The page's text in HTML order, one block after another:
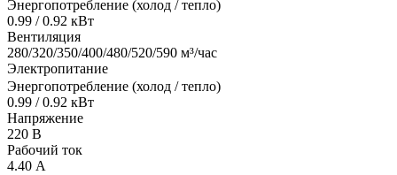
Энергопотребление (холод / тепло)
0.99 / 0.92 кВт
Вентиляция
280/320/350/400/480/520/590 м³/час
Электропитание
Энергопотребление (холод / тепло)
0.99 / 0.92 кВт
Напряжение
220 В
Рабочий ток
4.40 А